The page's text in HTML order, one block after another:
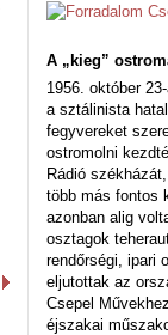
A „kieg”
1956. október
a sztálinista
fegyvereket
ostromolni
Rádió
több más fontos
azonban alig
osztagok
rendőrségi, ipari
eljutottak az
Csepel
éjszakai